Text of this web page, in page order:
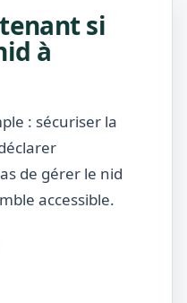
si
à
: sécuriser la
de gérer le nid
accessible.